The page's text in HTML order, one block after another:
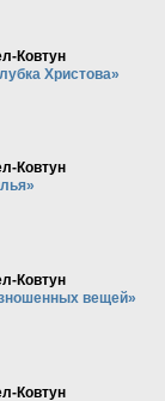
Ковтун
Христова»
Ковтун
Ковтун
вещей»
Ковтун